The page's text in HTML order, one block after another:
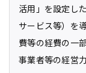
活用」を設定し
サービス等）を
費等の経費の一
事業者等の経営